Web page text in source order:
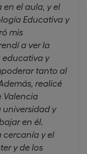
el aula, y el
Educativa y
mis
a ver la
educativa y
tanto al
realicé
Valencia
universidad y
en él.
y el
y de los